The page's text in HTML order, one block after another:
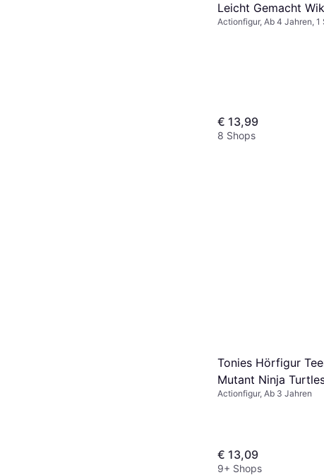
Leicht Gemacht
Astrid Set
Actionfigur, Ab 4 Jahren, 1
€ 13,99
8 Shops
Tonies Hörfigur
Mutant Ninja
Leonardo
Actionfigur, Ab 3 Jahren
€ 13,09
9+ Shops